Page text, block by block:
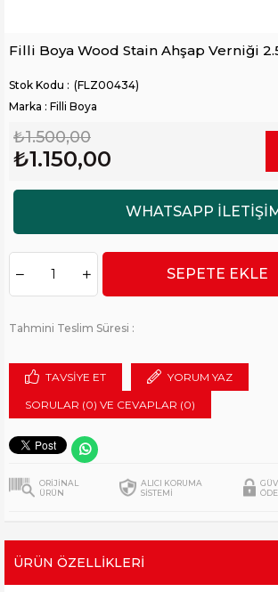
Filli Boya Wood Stain Ahşap Verniği 2.5
(FLZ00434)
Marka : Filli Boya
₺1.500,00
₺1.150,00
Tahmini Teslim Süresi :
TAVSIYE ET YORUM YAZ
SORULAR (0) VE CEVAPLAR (0)
ORİJİNAL
ÜRÜN
ALICI KORUMA
SİSTEMİ
ÜRÜN ÖZELLIKLERI